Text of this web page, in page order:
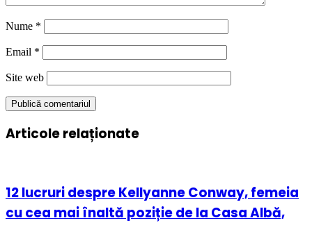
Nume *
Email *
Site web
Articole relaționate
12 lucruri despre Kellyanne Conway, femeia
cu cea mai înaltă poziție de la Casa Albă,